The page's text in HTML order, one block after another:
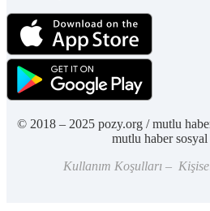
© 2018 – 2025 pozy.org / mutlu
mutlu haber
Kullanım Koşulları –